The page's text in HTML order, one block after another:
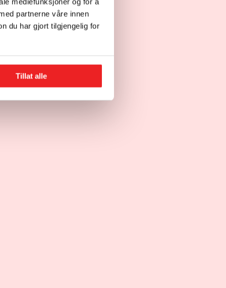
partnerne våre innen
du har gjort tilgjengelig for
Tillat alle